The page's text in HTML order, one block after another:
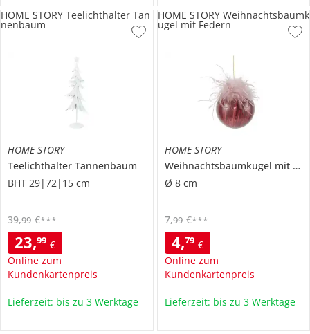
HOME STORY
Teelichthalter Tannenbaum
BHT 29|72|15 cm
23,99 €
Online zum
Kundenkartenpreis
39,99 €***
HOME STORY Teelichthalter Tan
nenbaum
Lieferzeit: bis zu 3 Werktage
HOME STORY
Weihnachtsbaumkugel mit Federn
Ø 8 cm
4,79 €
Online zum
Kundenkartenpreis
7,99 €***
HOME STORY Weihnachtsbaumk
ugel mit Federn
Lieferzeit: bis zu 3 Werktage